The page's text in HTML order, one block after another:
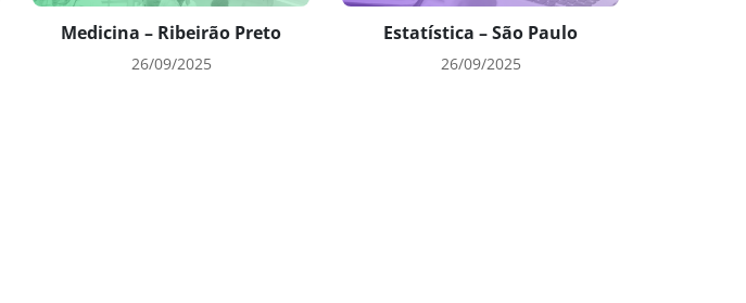
Medicina – Ribeirão Preto
26/09/2025
Estatística – São Paulo
26/09/2025